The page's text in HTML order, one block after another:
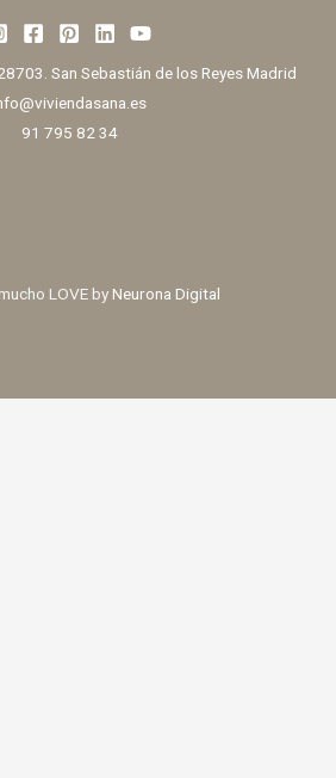
San Sebastián de los Reyes Madrid
91 795 82 34
LOVE byNeurona Digital